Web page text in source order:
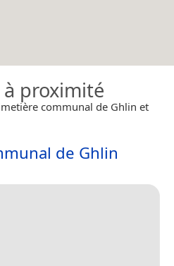
à proximité
communal de Ghlin et
de Ghlin